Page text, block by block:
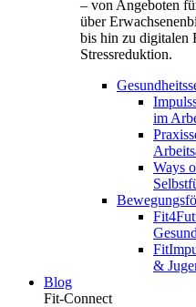
– von Angeboten
über
bis hin zu digitalen
Stressreduktion.
im
Ways
&
Blog
Fit-Connect